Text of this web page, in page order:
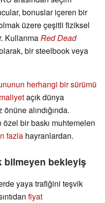
bonuslar içeren bir
üzere çeşitli fiziksel
KullanmaRed Dead
bir steelbook veya
herhangi bir sürümü
açık dünya
alındığında.
özel bir baskı muhtemelen
fazla hayranlardan.
bilmeyen bekleyiş
yaya trafiğini teşvik
fiyat